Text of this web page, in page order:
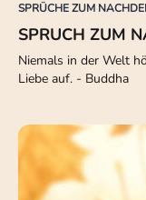
SPRÜCHE ZUM
SPRUCH ZUM
Niemals in der Welt
Liebe auf. - Buddha